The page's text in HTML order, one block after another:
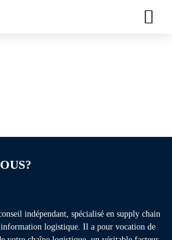
indépendant, spécialisé en supply chain
logistique. Il a pour vocation de